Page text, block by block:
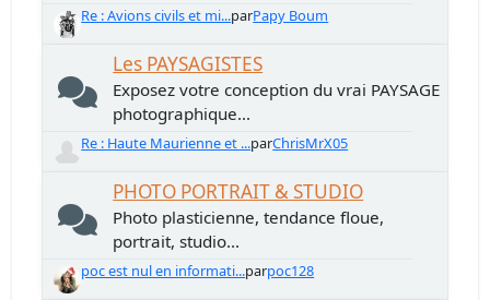
Re : Avions civils et mi...parPapy Boum
Les PAYSAGISTES
Exposez votre conception du vrai PAYSAGE
photographique...
Re : Haute Maurienne et ...parChrisMrX05
PHOTO PORTRAIT & STUDIO
Photo plasticienne, tendance floue,
portrait, studio...
poc est nul en informati...parpoc128